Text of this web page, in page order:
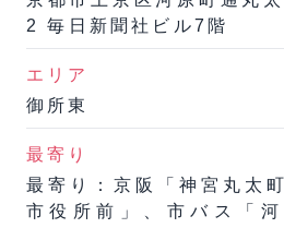
2 毎日新聞社ビル7階
エリア
御所東
最寄り
最寄り：京阪「神宮丸太
市役所前」、市バス「